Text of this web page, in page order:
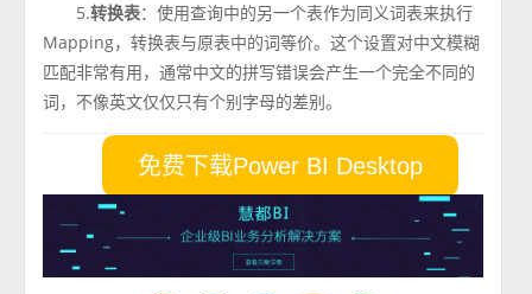
5.转换表：使用查询中的另一个表作为同义词表来执行
Mapping，转换表与原表中的词等价。这个设置对中文模糊
匹配非常有用，通常中文的拼写错误会产生一个完全不同的
词，不像英文仅仅只有个别字母的差别。
免费下载Power BI Desktop